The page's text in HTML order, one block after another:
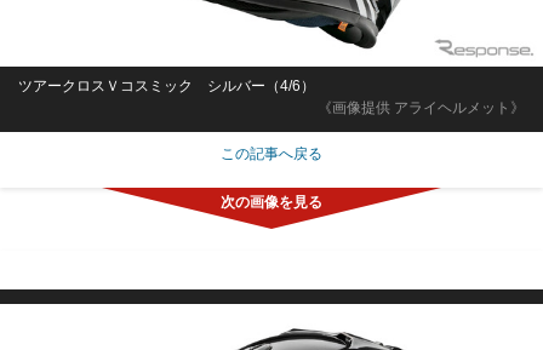
《画像提供 アライヘルメット》
ツアークロスＶコスミック シルバー（4/6）
この記事へ戻る